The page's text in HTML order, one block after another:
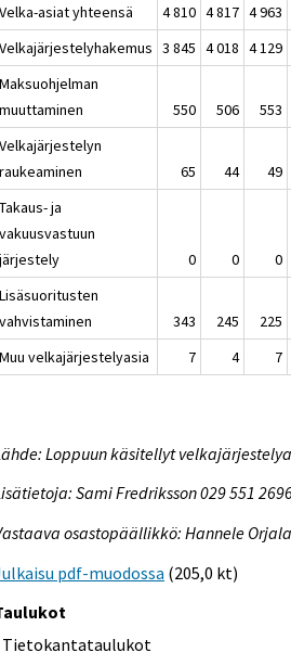
Velka-asiat yhteensä
4 810 4 817 4 963
Velkajärjestelyhakemus 3 845 4 018 4 129
Maksuohjelman
muuttaminen
550 506 553
Velkajärjestelyn
raukeaminen
65 44 49
Takaus- ja
vakuusvastuun
järjestely
0 0 0
Lisäsuoritusten
vahvistaminen
343 245 225
Muu velkajärjestelyasia
7 4 7
Loppuun käsitellyt
Sami Fredriksson 029 551
osastopäällikkö: Hannele Orjala
pdf-muodossa (205,0 kt)
Tietokantataulukot